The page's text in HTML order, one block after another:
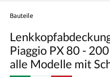
Bauteile
Piaggio PX 80 -
alle Modelle mit